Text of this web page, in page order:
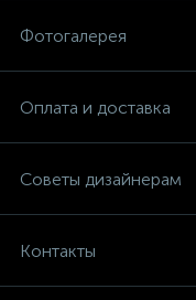
Фотогалерея
Оплата и доставка
Советы дизайнерам
Контакты